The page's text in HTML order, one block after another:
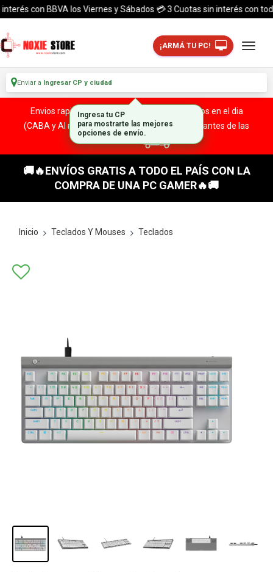
con BBVA los Viernes y Sábados 💳 3 Cuotas sin interés con
¡ARMÁ TU PC!
Enviar a Ingresar CP y ciudad
Envios rapidos y seguros a todo el pais. ¡ Envios en el dia
(CABA y Al rededores) Acreditando tu compra antes de las
🚚🔥ENVÍOS GRATIS A TODO EL PAÍS CON LA
COMPRA DE UNA PC GAMER🔥🚚
Inicio Teclados Y Mouses Teclados
Ingresa tu CP
para mostrarte las mejores
opciones de envío.